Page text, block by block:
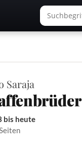
Saraja
bis heute